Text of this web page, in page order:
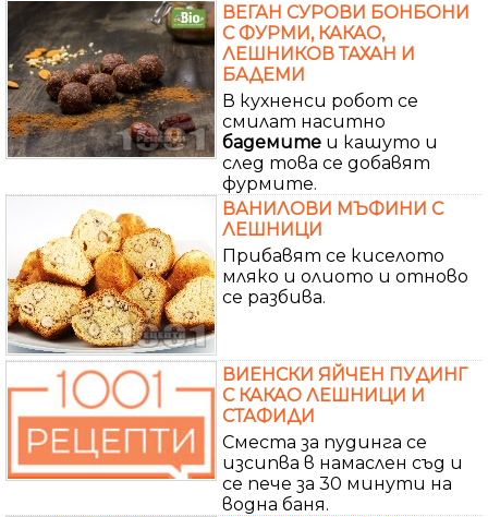
ВЕГАН СУРОВИ БОНБОНИ
С ФУРМИ, КАКАО,
ЛЕШНИКОВ ТАХАН И
БАДЕМИ
В кухненси робот се
смилат наситно
бадемите и кашуто и
след това се добавят
фурмите.
ВАНИЛОВИ МЪФИНИ С
ЛЕШНИЦИ
Прибавят се киселото
мляко и олиото и отново
се разбива.
ВИЕНСКИ ЯЙЧЕН ПУДИНГ
С КАКАО ЛЕШНИЦИ И
СТАФИДИ
Сместа за пудинга се
изсипва в намаслен съд и
се пече за 30 минути на
водна баня.